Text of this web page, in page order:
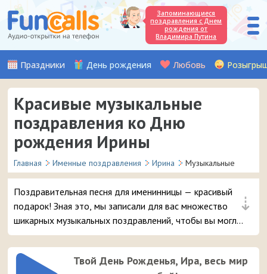
Запоминающиеся
поздравления с Днем
рождения от
Владимира Путина
Праздники День рождения Любовь
Красивые музыкальные
поздравления ко Дню
рождения Ирины
Главная Именные поздравления Ирина Музыкальные
⇣
Поздравительная песня для именинницы — красивый
подарок! Зная это, мы записали для вас множество
шикарных музыкальных поздравлений, чтобы вы могли
удивить и порадовать вашу подругу или знакомую с
именем Ирина в день её рождения.
Твой День Рожденья, Ира, весь мир